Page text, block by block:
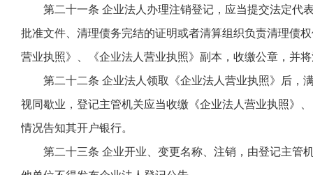
第二十一条 企业法人办理注销登记，应当提交法定代
批准文件、清理债务完结的证明或者清算组织负责清理债
营业执照》、《企业法人营业执照》副本，收缴公章，并
第二十二条 企业法人领取《企业法人营业执照》后，
视同歇业，登记主管机关应当收缴《企业法人营业执照》
情况告知其开户银行。
第二十三条 企业开业、变更名称、注销，由登记主管